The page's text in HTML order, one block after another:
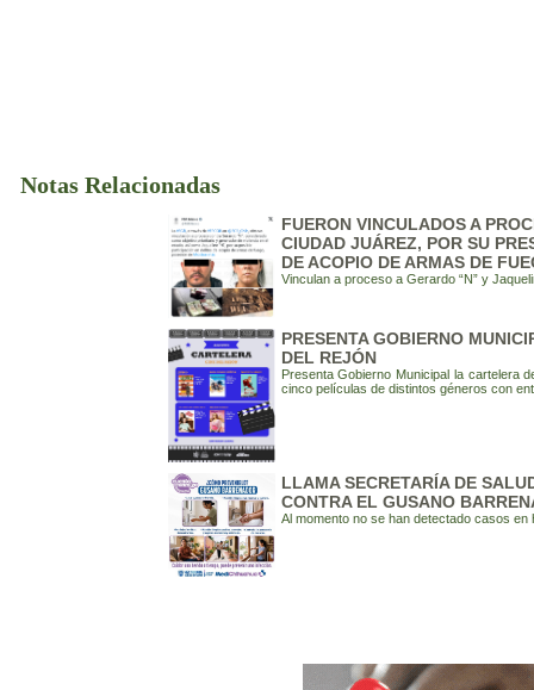
Notas Relacionadas
FUERON VINCULADOS A
CIUDAD JUÁREZ, POR SU
DE ACOPIO DE ARMAS DE
Vinculan a proceso a Gerardo “N” y
PRESENTA GOBIERNO
DEL REJÓN
Presenta Gobierno Municipal la cartelera
cinco películas de distintos géneros con
LLAMA SECRETARÍA DE
CONTRA EL GUSANO
Al momento no se han detectado casos en